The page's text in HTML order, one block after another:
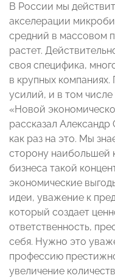
В России мы
акселерации
средний в массовом
растет.
своя специфика,
в крупных
усилий, и в том
«Новой
рассказал
как раз на это. Мы
сторону наибольшей
бизнеса такой
экономические
идеи, уважение к
который создает
ответственность,
себя. Нужно это
профессию
увеличение